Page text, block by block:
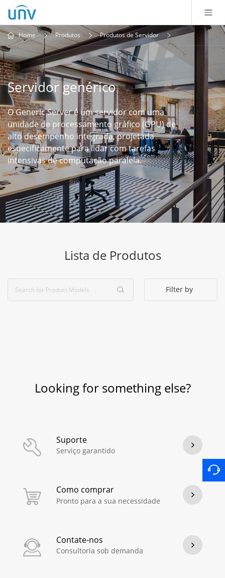
Home Produtos Produtos de Servidor
Servidor genérico
O Generic Server é um servidor com uma
unidade de processamento gráfico (GPU) de
alto desempenho integrada, projetada
especificamente para lidar com tarefas
intensivas de computação paralela.
Lista de Produtos
Filter by
Looking for something else?
Suporte
Serviço garantido
Como comprar
Pronto para a sua necessidade
Contate-nos
Consultoria sob demanda